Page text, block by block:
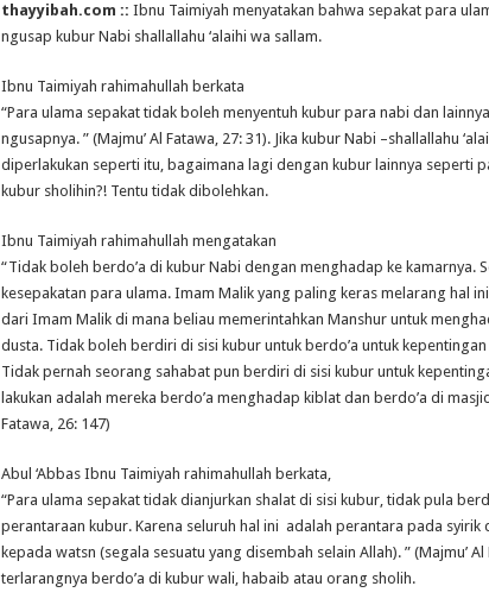
thayyibah.com :: Ibnu Taimiyah menyatakan bahwa sepakat para
ngusap kubur Nabi shallallahu ‘alaihi wa sallam.
Ibnu Taimiyah rahimahullah berkata
“Para ulama sepakat tidak boleh menyentuh kubur para nabi dan
ngusapnya. ” (Majmu’ Al Fatawa, 27: 31). Jika kubur Nabi –shallallahu
diperlakukan seperti itu, bagaimana lagi dengan kubur lainnya seperti
kubur sholihin?! Tentu tidak dibolehkan.
Ibnu Taimiyah rahimahullah mengatakan
“Tidak boleh berdo’a di kubur Nabi dengan menghadap ke kamarnya.
kesepakatan para ulama. Imam Malik yang paling keras melarang hal
dari Imam Malik di mana beliau memerintahkan Manshur untuk
dusta. Tidak boleh berdiri di sisi kubur untuk berdo’a untuk
Tidak pernah seorang sahabat pun berdiri di sisi kubur untuk
lakukan adalah mereka berdo’a menghadap kiblat dan berdo’a di
Fatawa, 26: 147)
Abul ‘Abbas Ibnu Taimiyah rahimahullah berkata,
“Para ulama sepakat tidak dianjurkan shalat di sisi kubur, tidak pula
perantaraan kubur. Karena seluruh hal ini adalah perantara pada syirik
kepada watsn (segala sesuatu yang disembah selain Allah). ” (Majmu’
terlarangnya berdo’a di kubur wali, habaib atau orang sholih.